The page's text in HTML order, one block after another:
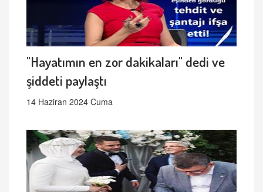
"Hayatımın en zor dakikaları" dedi ve
şiddeti paylaştı
14 Haziran 2024 Cuma